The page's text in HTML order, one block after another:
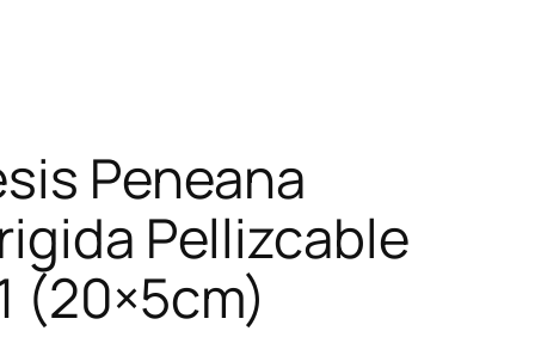
Peneana
Pellizcable
(20×5cm)